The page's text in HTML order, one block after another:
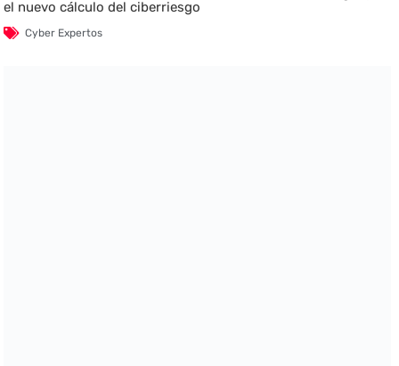
el nuevo cálculo del ciberriesgo
Cyber Expertos